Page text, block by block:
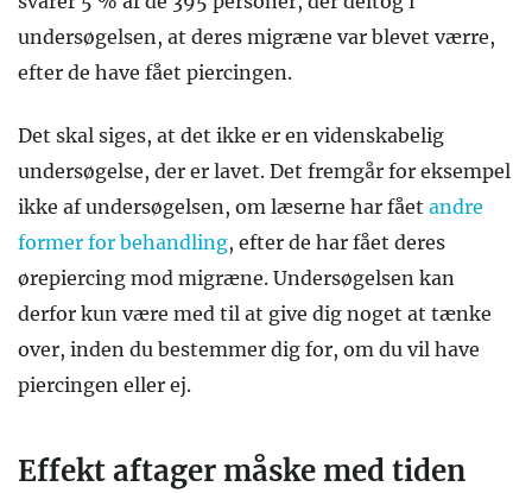
undersøgelsen, at deres migræne var blevet værre,
efter de have fået piercingen.
Det skal siges, at det ikke er en videnskabelig
undersøgelse, der er lavet. Det fremgår for eksempel
ikke af undersøgelsen, om læserne har fået andre
former for behandling, efter de har fået deres
ørepiercing mod migræne. Undersøgelsen kan
derfor kun være med til at give dig noget at tænke
over, inden du bestemmer dig for, om du vil have
piercingen eller ej.
Effekt aftager måske med tiden